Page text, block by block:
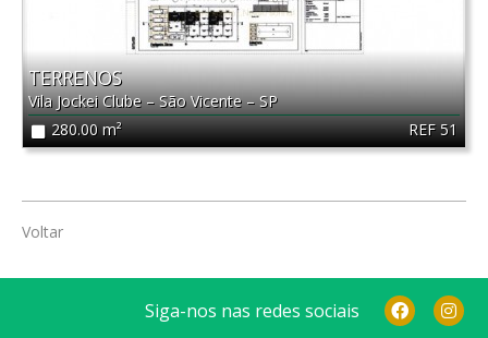
REF 51
TERRENOS
Vila Jockei Clube–São Vicente–SP
280.00 m²
Voltar
Siga-nos nas redes sociais